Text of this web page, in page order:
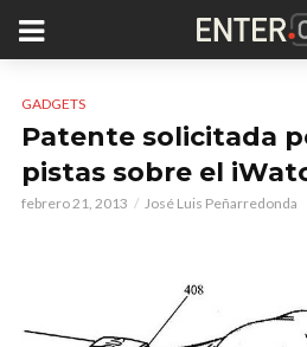
GADGETS
Patente solicitada
pistas sobre el
febrero 21, 2013 José Luis Peñarredonda